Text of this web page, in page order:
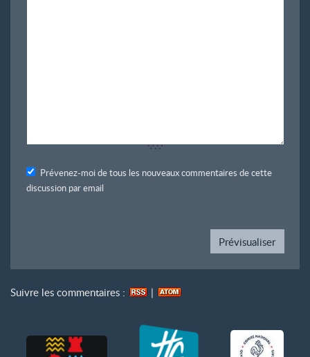
Prévenez-moi de tous les nouveaux commentaires de cette
discussion par email
Suivre les commentaires : |